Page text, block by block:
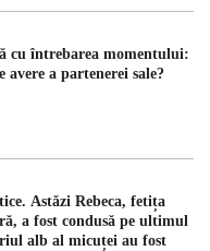
cu întrebarea momentului:
a partenerei sale?
Astăzi Rebeca, fetița
a fost condusă pe ultimul
alb al micuței au fost